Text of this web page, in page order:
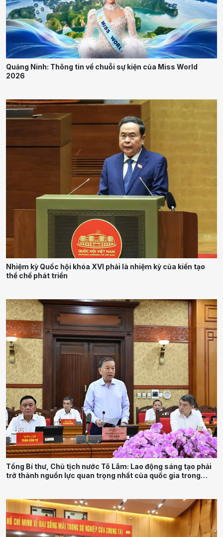
Quảng Ninh: Thông tin về chuỗi sự kiện của Miss World
2026
Nhiệm kỳ Quốc hội khóa XVI phải là nhiệm kỳ của kiến tạo
thể chế phát triển
Tổng Bí thư, Chủ tịch nước Tô Lâm: Lao động sáng tạo phải
trở thành nguồn lực quan trọng nhất của quốc gia trong